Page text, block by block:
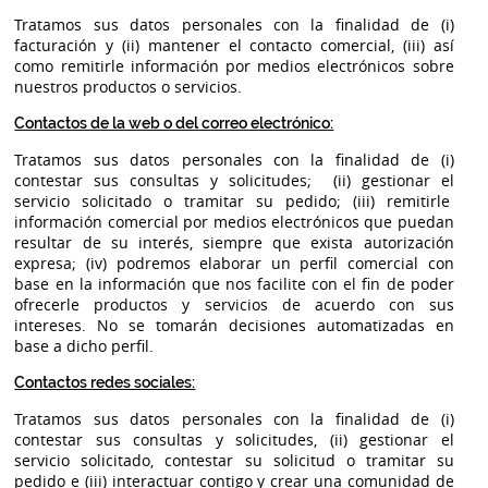
Tratamos sus datos personales con la finalidad de (i)
facturación y (ii) mantener el contacto comercial, (iii) así
como remitirle información por medios electrónicos sobre
nuestros productos o servicios.
Contactos de la web o del correo electrónico:
Tratamos sus datos personales con la finalidad de (i)
contestar sus consultas y solicitudes; (ii) gestionar el
servicio solicitado o tramitar su pedido; (iii) remitirle
información comercial por medios electrónicos que puedan
resultar de su interés, siempre que exista autorización
expresa; (iv) podremos elaborar un perfil comercial con
base en la información que nos facilite con el fin de poder
ofrecerle productos y servicios de acuerdo con sus
intereses. No se tomarán decisiones automatizadas en
base a dicho perfil.
Contactos redes sociales:
Tratamos sus datos personales con la finalidad de (i)
contestar sus consultas y solicitudes, (ii) gestionar el
servicio solicitado, contestar su solicitud o tramitar su
pedido e (iii) interactuar contigo y crear una comunidad de